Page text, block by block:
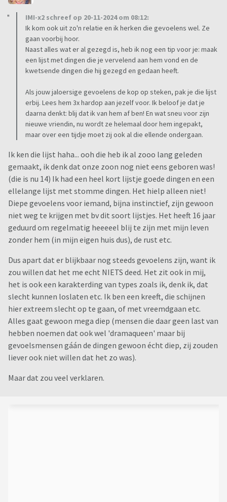
IMI-x2 schreef op 20-11-2024 om 08:12:
Ik kom ook uit zo'n relatie en ik herken die gevoelens wel. Ze
gaan voorbij hoor.
Naast alles wat er al gezegd is, heb ik nog een tip voor je: maak
een lijst met dingen die je vervelend aan hem vond en de
kwetsende dingen die hij gezegd en gedaan heeft.
Als jouw jaloersige gevoelens de kop op steken, pak je die lijst
erbij. Lees hem 3x hardop aan jezelf voor. Ik beloof je dat je
daarna denkt: blij dat ik van hem af ben! En wat sneu voor zijn
nieuwe vriendin, nu wordt ze helemaal door hem ingepakt,
maar over een tijdje moet zij ook al die ellende ondergaan.
Ik ken die lijst haha... ooh die heb ik al zooo lang geleden
gemaakt, ik denk dat onze zoon nog niet eens geboren was!
(die is nu 14) Ik had een heel kort lijstje goede dingen en een
ellelange lijst met stomme dingen. Het hielp alleen niet!
Diepe gevoelens voor iemand, bijna instinctief, zijn gewoon
niet weg te krijgen met bv dit soort lijstjes. Het heeft 16 jaar
geduurd om regelmatig heeeeel blij te zijn met mijn leven
zonder hem (in mijn eigen huis dus), de rust etc.
Dus apart dat er blijkbaar nog steeds gevoelens zijn, want ik
zou willen dat het me echt NIETS deed. Het zit ook in mij,
het is ook een karakterding van types zoals ik, denk ik, dat
slecht kunnen loslaten etc. Ik ben een kreeft, die schijnen
hier extreem slecht op te gaan, of met vreemdgaan etc.
Alles gaat gewoon mega diep (mensen die daar geen last van
hebben noemen dat ook wel 'dramaqueen' maar bij
gevoelsmensen gáán de dingen gewoon écht diep, zij zouden
liever ook niet willen dat het zo was).
Maar dat zou veel verklaren.